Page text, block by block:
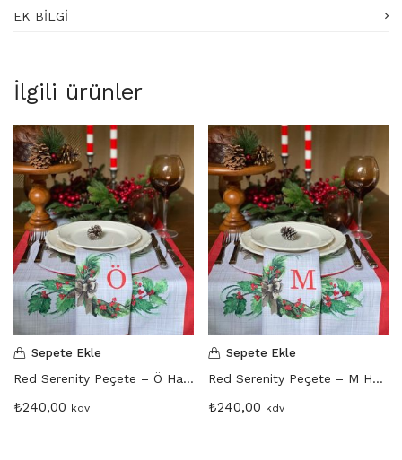
EK BILGI
İlgili ürünler
Sepete Ekle
Red Serenity Peçete – Ö Harfi
₺240,00 kdv
Sepete Ekle
Red Serenity Peçete – M Harfi
₺240,00 kdv